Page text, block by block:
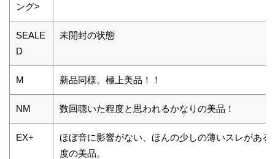
ング>
SEALE
D
未開封の状態
M 新品同様。極上美品！！
NM 数回聴いた程度と思われるかなりの美品！
EX+
ほぼ音に影響がない、ほんの少しの薄いスレがある
度の美品。